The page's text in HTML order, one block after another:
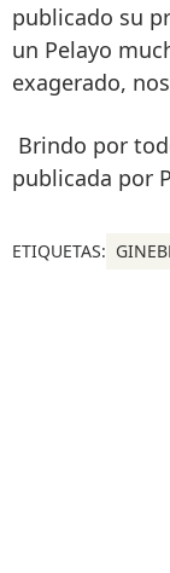
publicado su
un Pelayo
exagerado,
Brindo por
publicada por
ETIQUETAS: